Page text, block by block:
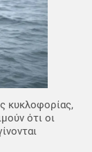
κυκλοφορίας,
ότι οι